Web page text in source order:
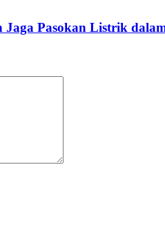
Pasokan Listrik